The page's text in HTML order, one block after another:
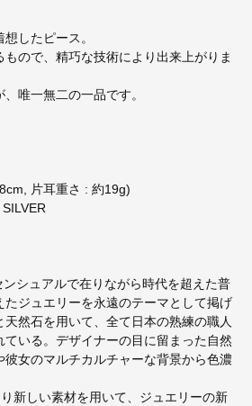
したピース。
もので、精巧な技術により出来上がりま
唯一無二の一品です。
片耳重さ : 約19g)
シュアルで在りながら時代を超えた普
ジュエリーを永遠のテーマとして掲げ
然石を用いて、全て日本の熟練の職人
ている。デザイナーの目に留まった自然
女のマルチカルチャーな背景から色濃
新しい素材を用いて、ジュエリーの新